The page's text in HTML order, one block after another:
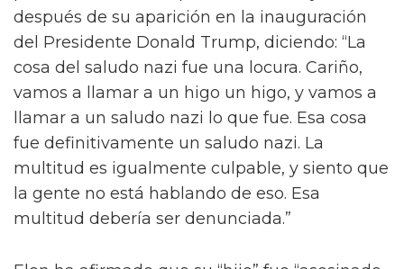
múltiples ocasiones, diciendo: “Hijo
transgénero de Elon Musk, Vivian Jenna
Wilson, muestra sus movimientos de danza
femeninos mientras mueve su cabello en un
club.”
“él” y es un terremoto madre de
magnitud 9 https://t.co/1d9VNY8jIE